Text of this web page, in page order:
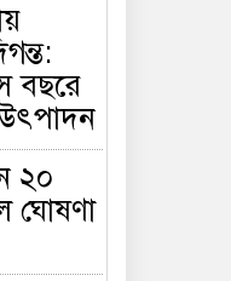
বছরে
উৎপাদন
২০
ঘোষণা